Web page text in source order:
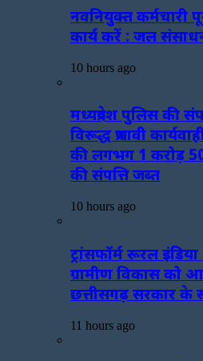
नवनियुक्त कर्मचारी
कार्य करें : जल
10 hours ago
मध्यप्रदेश पुलिस की
विरूद्ध प्रभावी
की लगभग 1 करोड़
की संपत्ति जब्‍त
10 hours ago
ट्रांसफॉर्म रूरल
ग्रामीण विकास को
छत्तीसगढ़ सरकार के
11 hours ago